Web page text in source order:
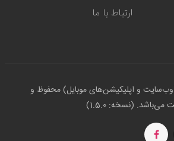
ارتباط با ما
و اپلیکیشن‌های موبایل) محفوظ و
(نسخه: 1.5.0)